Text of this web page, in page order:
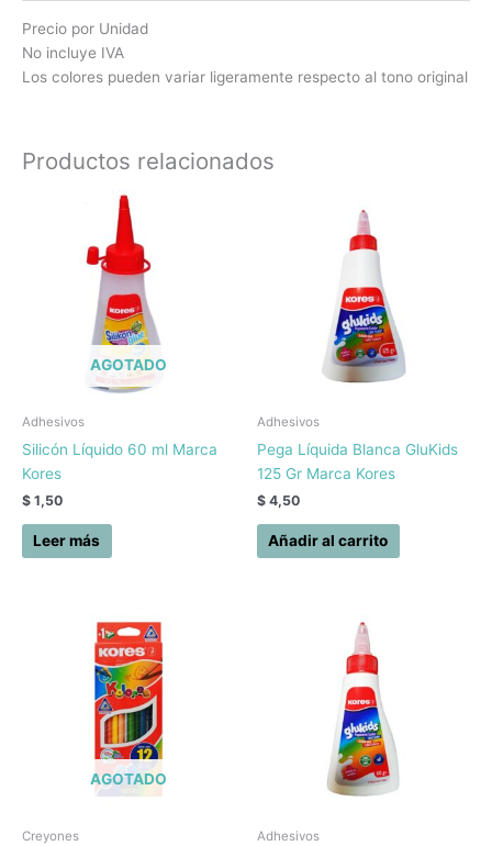
Precio por Unidad
No incluye IVA
Los colores pueden variar ligeramente respecto al tono original
Productos relacionados
AGOTADO
Adhesivos
Silicón Líquido 60 ml Marca
Kores
$ 1,50
Leer más
Adhesivos
Pega Líquida Blanca GluKids
125 Gr Marca Kores
$ 4,50
Añadir al carrito
AGOTADO
Creyones Adhesivos